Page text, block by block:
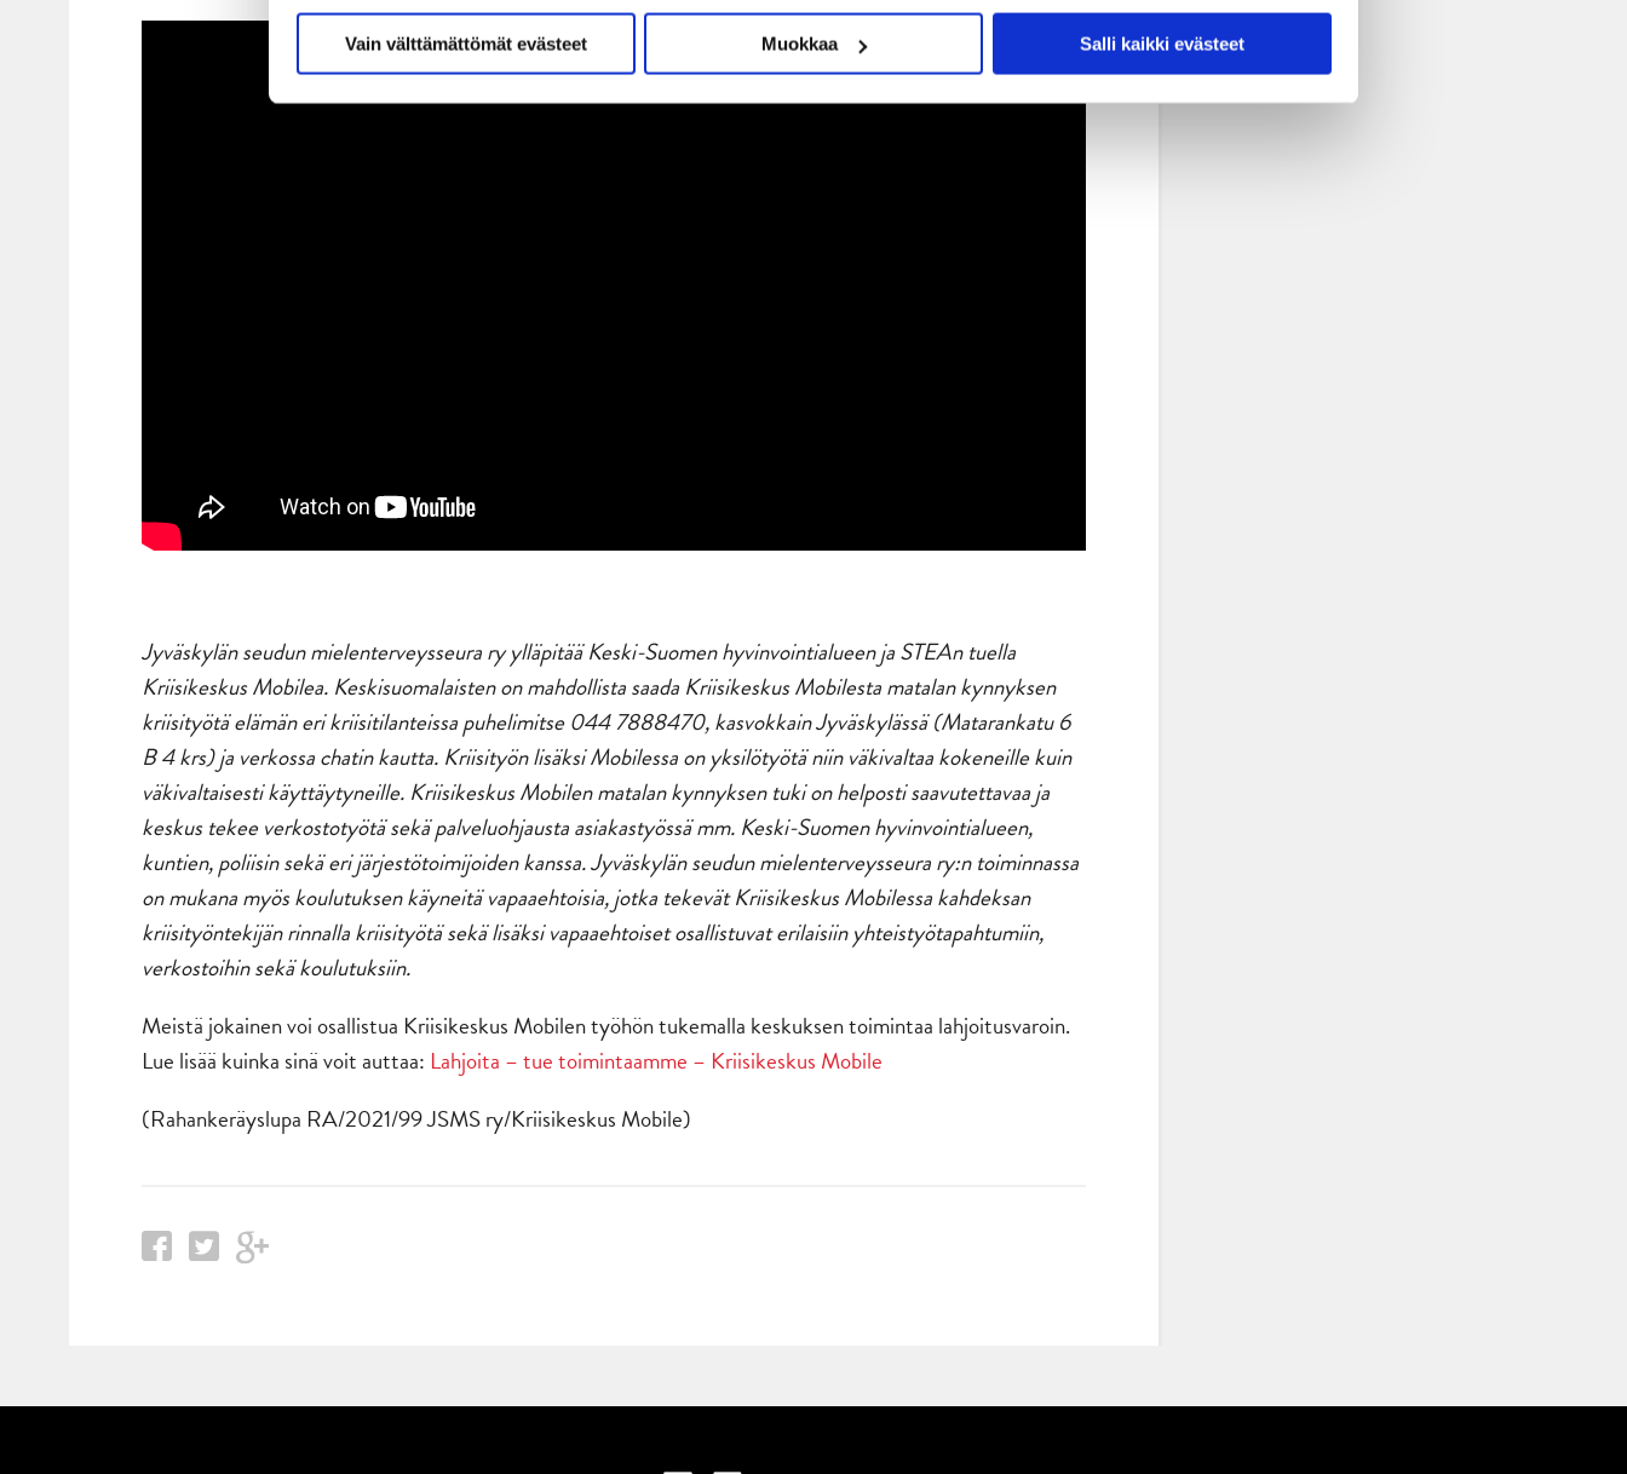
Vain välttämättömät evästeet Muokkaa Salli kaikki evästeet
Jyväskylän seudun mielenterveysseura ry ylläpitää Keski-Suomen hyvinvointialueen ja STEAn tuella
Kriisikeskus Mobilea. Keskisuomalaisten on mahdollista saada Kriisikeskus Mobilesta matalan kynnyksen
kriisityötä elämän eri kriisitilanteissa puhelimitse 044 7888470, kasvokkain Jyväskylässä (Matarankatu 6
B 4 krs) ja verkossa chatin kautta. Kriisityön lisäksi Mobilessa on yksilötyötä niin väkivaltaa kokeneille kuin
väkivaltaisesti käyttäytyneille. Kriisikeskus Mobilen matalan kynnyksen tuki on helposti saavutettavaa ja
keskus tekee verkostotyötä sekä palveluohjausta asiakastyössä mm. Keski-Suomen hyvinvointialueen,
kuntien, poliisin sekä eri järjestötoimijoiden kanssa. Jyväskylän seudun mielenterveysseura ry:n toiminnassa
on mukana myös koulutuksen käyneitä vapaaehtoisia, jotka tekevät Kriisikeskus Mobilessa kahdeksan
kriisityöntekijän rinnalla kriisityötä sekä lisäksi vapaaehtoiset osallistuvat erilaisiin yhteistyötapahtumiin,
verkostoihin sekä koulutuksiin.
Meistä jokainen voi osallistua Kriisikeskus Mobilen työhön tukemalla keskuksen toimintaa lahjoitusvaroin.
Lue lisää kuinka sinä voit auttaa: Lahjoita – tue toimintaamme – Kriisikeskus Mobile
(Rahankeräyslupa RA/2021/99 JSMS ry/Kriisikeskus Mobile)